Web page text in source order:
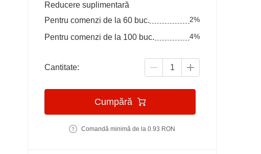
Reducere suplimentară
Pentru comenzi de la 60 buc.
2%
Pentru comenzi de la 100 buc. 4%
Cantitate:
Cumpără
Comandă minimă de la 0.93 RON